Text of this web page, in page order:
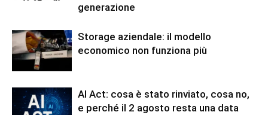
generazione
Storage aziendale: il modello
economico non funziona più
AI Act: cosa è stato rinviato, cosa no,
e perché il 2 agosto resta una data